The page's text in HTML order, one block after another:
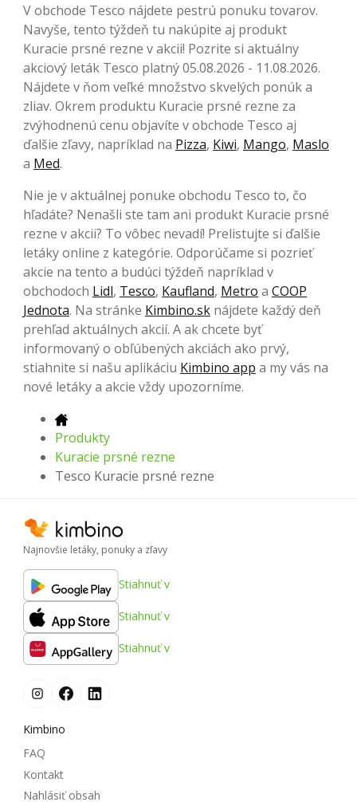
V obchode Tesco nájdete pestrú ponuku tovarov.
Navyše, tento týždeň tu nakúpite aj produkt
Kuracie prsné rezne v akcii! Pozrite si aktuálny
akciový leták Tesco platný 05.08.2026 - 11.08.2026.
Nájdete v ňom veľké množstvo skvelých ponúk a
zliav. Okrem produktu Kuracie prsné rezne za
zvýhodnenú cenu objavíte v obchode Tesco aj
ďalšie zľavy, napríklad na Pizza, Kiwi, Mango, Maslo
a Med.
Nie je v aktuálnej ponuke obchodu Tesco to, čo
hľadáte? Nenašli ste tam ani produkt Kuracie prsné
rezne v akcii? To vôbec nevadí! Prelistujte si ďalšie
letáky online z kategórie. Odporúčame si pozrieť
akcie na tento a budúci týždeň napríklad v
obchodoch Lidl, Tesco, Kaufland, Metro a COOP
Jednota. Na stránke Kimbino.sk nájdete každý deň
prehľad aktuálnych akcií. A ak chcete byť
informovaný o obľúbených akciách ako prvý,
stiahnite si našu aplikáciu Kimbino app a my vás na
nové letáky a akcie vždy upozorníme.
Produkty
Kuracie prsné rezne
Tesco Kuracie prsné rezne
Najnovšie letáky, ponuky a zľavy
Stiahnuť v
Stiahnuť v
Stiahnuť v
Kimbino
FAQ
Kontakt
Nahlásiť obsah